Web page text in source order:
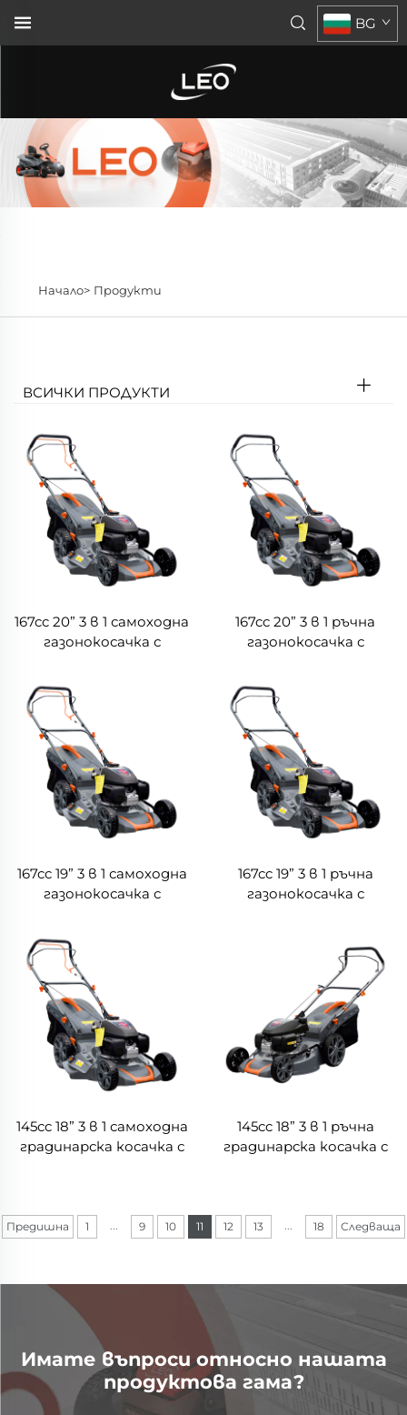
BG
Начало> Продукти
ВСИЧКИ ПРОДУКТИ
167cc 20” 3 в 1 самоходна
газонокосачка с
LM51Z-2L(GCV170)
167cc 20” 3 в 1 ръчна
газонокосачка с
LM51-2L(GCV170)
167cc 19” 3 в 1 самоходна
газонокосачка с
167cc 19” 3 в 1 ръчна
газонокосачка с
145cc 18” 3 в 1 самоходна
градинарска косачка с
145cc 18” 3 в 1 ръчна
градинарска косачка с
Предишна 1 ... 9 10 11 12 13 ... 18 Следваща
Имате въпроси относно нашата
продуктова гама?